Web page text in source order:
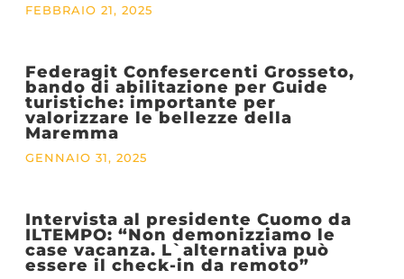
FEBBRAIO 21, 2025
Federagit Confesercenti Grosseto,
bando di abilitazione per Guide
turistiche: importante per
valorizzare le bellezze della
Maremma
GENNAIO 31, 2025
Intervista al presidente Cuomo da
ILTEMPO: “Non demonizziamo le
case vacanza. L`alternativa può
essere il check-in da remoto”